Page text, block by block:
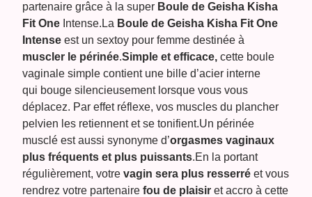
partenaire grâce à la super Boule de Geisha Kisha
Fit One Intense.La Boule de Geisha Kisha Fit One
Intenseest un sextoy pour femme destinée à
muscler le périnée.Simple et efficace, cette boule
vaginale simple contient une bille d’acier interne
qui bouge silencieusement lorsque vous vous
déplacez. Par effet réflexe, vos muscles du plancher
pelvien les retiennent et se tonifient.Un périnée
musclé est aussi synonyme d’orgasmes vaginaux
plus fréquents et plus puissants.En la portant
régulièrement, votrevagin sera plus resserré et vous
rendrez votre partenairefou de plaisir et accro à cette